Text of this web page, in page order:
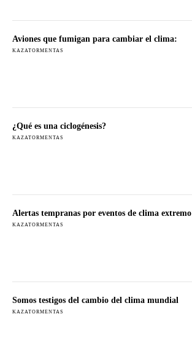
Aviones que fumigan para cambiar el clima:
KAZATORMENTAS
¿Qué es una ciclogénesis?
KAZATORMENTAS
Alertas tempranas por eventos de clima extremo
KAZATORMENTAS
Somos testigos del cambio del clima mundial
KAZATORMENTAS